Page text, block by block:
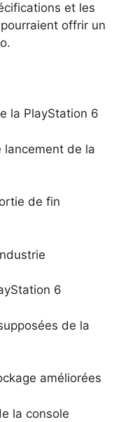
et les
offrir un
la PlayStation 6
lancement de la
de fin
6
de la
améliorées
la console